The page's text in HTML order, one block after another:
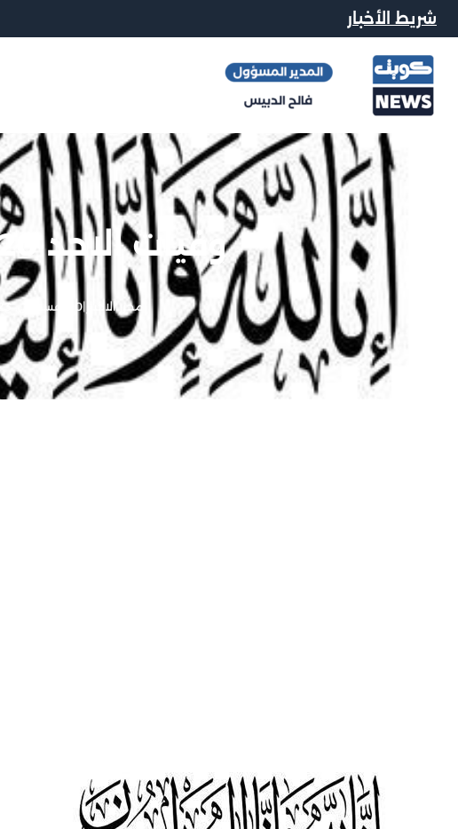
شريط الأخبار
وفيات الاحد 20-08-2023
محرر الاخبار |20 أغسطس, 2023